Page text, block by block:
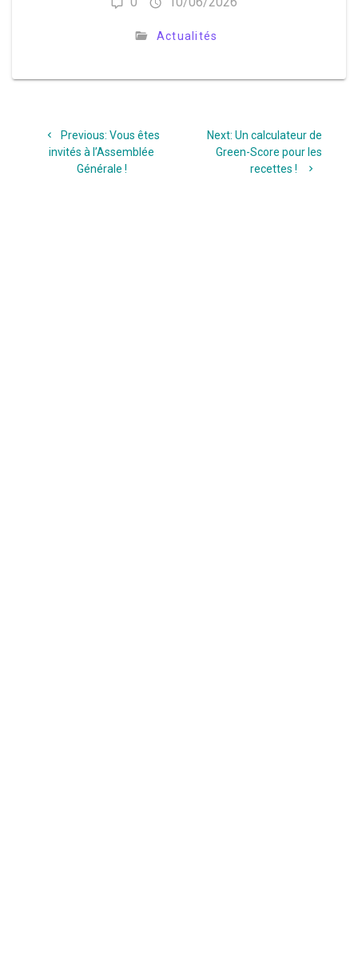
Actualités
Previous: Previous
post:
Vous êtes
invités à l’Assemblée
Générale !
Next: Next
post:
Un calculateur de
Green-Score pour les
recettes !